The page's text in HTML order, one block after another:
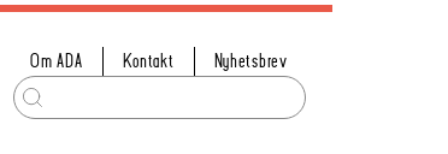
Om ADA Kontakt Nyhetsbrev